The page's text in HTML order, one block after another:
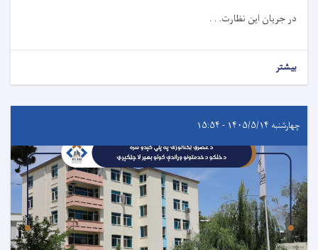
در جریان این نظارت. . .
بیشتر
چهارشنبه ۱۴۰۵/۵/۱۴ - ۱۵:۵۴